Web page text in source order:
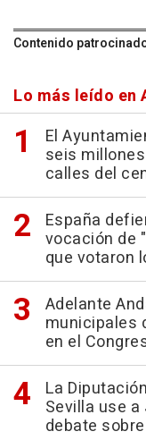
Contenido
Lo más leído en
El
seis
calles del
España
vocación de
que votaron
Adelante
municipales
en el
La
Sevilla use
debate